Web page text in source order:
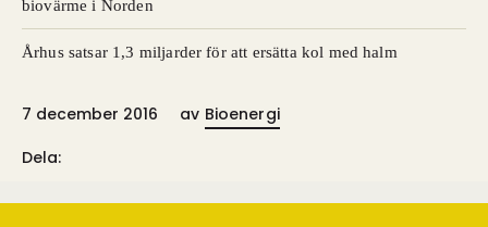
biovärme i Norden
Århus satsar 1,3 miljarder för att ersätta kol med halm
7 december 2016 av Bioenergi
Dela: